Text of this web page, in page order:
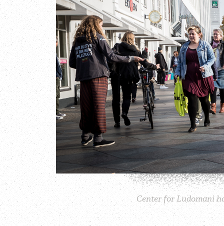
Center for Ludomani